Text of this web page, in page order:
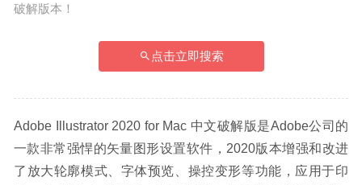
破解版本！
点击立即搜索
Adobe Illustrator 2020 for Mac 中文破解版是Adobe公司的
一款非常强悍的矢量图形设置软件，2020版本增强和改进
了放大轮廓模式、字体预览、操控变形等功能，应用于印